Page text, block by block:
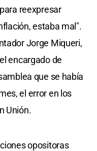
reexpresar
estaba mal".
Jorge Miqueri,
encargado de
que se había
el error en los
Unión.
opositoras